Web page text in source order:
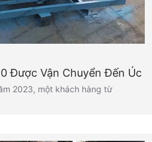
Được Vận Chuyển Đến Úc
2023, một khách hàng từ